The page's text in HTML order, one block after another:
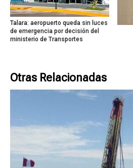
Talara: aeropuerto queda sin luces
de emergencia por decisión del
ministerio de Transportes
Otras Relacionadas